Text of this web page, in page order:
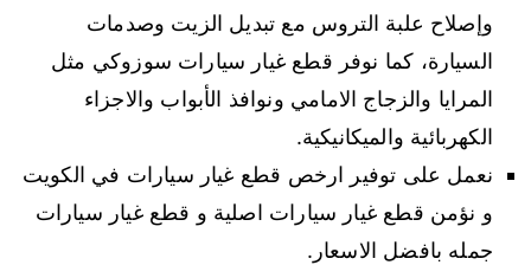
وإصلاح علبة التروس مع تبديل الزيت وصدمات
السيارة، كما نوفر قطع غيار سيارات سوزوكي مثل
المرايا والزجاج الامامي ونوافذ الأبواب والاجزاء
الكهربائية والميكانيكية.
نعمل على توفير ارخص قطع غيار سيارات في الكويت
و نؤمن قطع غيار سيارات اصلية و قطع غيار سيارات
جمله بافضل الاسعار.